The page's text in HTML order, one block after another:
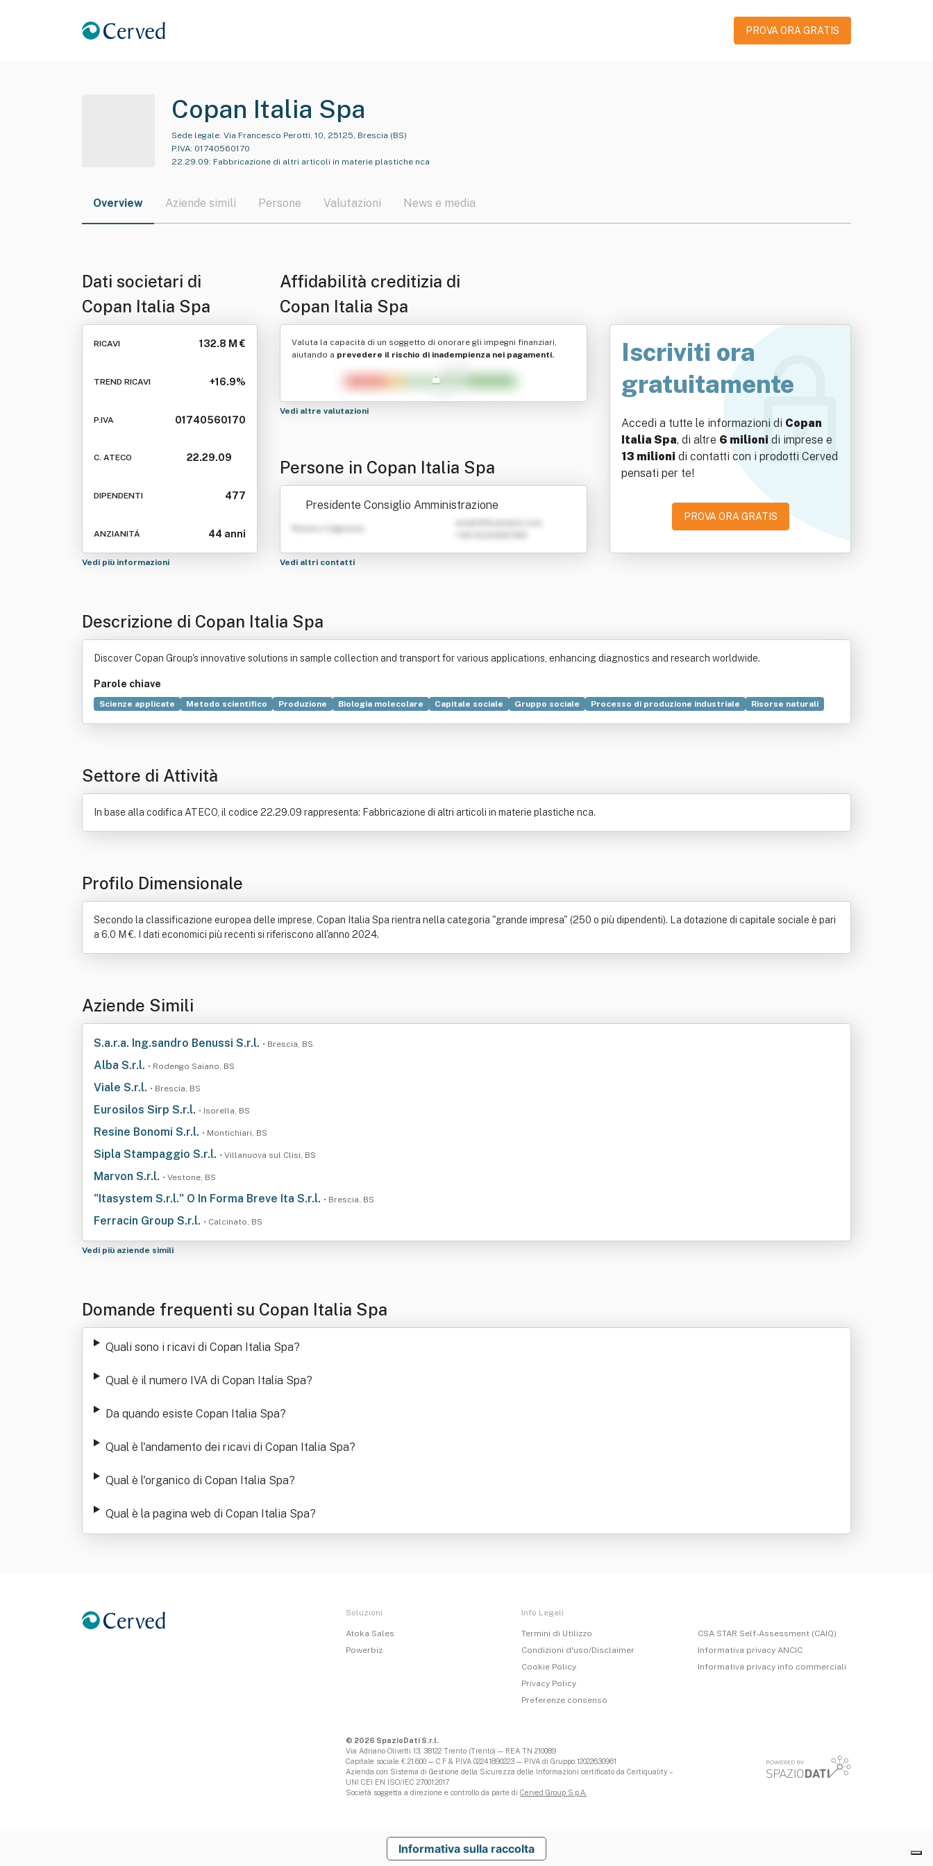
PROVA ORA GRATIS
Copan Italia Spa
Sede legale: Via Francesco Perotti, 10, 25125, Brescia (BS)
P.IVA: 01740560170
22.29.09: Fabbricazione di altri articoli in materie plastiche nca
Overview Aziende simili Persone Valutazioni News e media
Dati societari di
Copan Italia Spa
RICAVI 132.8 M €
TREND RICAVI +16.9%
P.IVA 01740560170
C. ATECO 22.29.09
DIPENDENTI 477
ANZIANITÁ 44 anni
Vedi più informazioni
Affidabilità creditizia di
Copan Italia Spa
Valuta la capacità di un soggetto di onorare gli impegni finanziari,
aiutando a prevedere il rischio di inadempienza nei pagamenti.
Vedi altre valutazioni
Persone in Copan Italia Spa
Presidente Consiglio Amministrazione
Nome e Cognome
Vedi altri contatti
Iscriviti ora
gratuitamente
Accedi a tutte le informazioni di Copan
Italia Spa, di altre 6 milioni di imprese e
13 milioni di contatti con i prodotti Cerved
pensati per te!
PROVA ORA GRATIS
Descrizione di Copan Italia Spa
Discover Copan Group's innovative solutions in sample collection and transport for various applications, enhancing diagnostics and research worldwide.
Parole chiave
Scienze applicate Metodo scientifico Produzione Biologia molecolare Capitale sociale Gruppo sociale Processo di produzione industriale
Risorse naturali
Settore di Attività
In base alla codifica ATECO, il codice 22.29.09 rappresenta: Fabbricazione di altri articoli in materie plastiche nca.
Profilo Dimensionale
Secondo la classificazione europea delle imprese, Copan Italia Spa rientra nella categoria "grande impresa" (250 o più dipendenti). La dotazione di capitale sociale è pari
a 6.0 M €. I dati economici più recenti si riferiscono all'anno 2024.
Aziende Simili
S.a.r.a. Ing.sandro Benussi S.r.l. • Brescia, BS
Alba S.r.l. • Rodengo Saiano, BS
Viale S.r.l. • Brescia, BS
Eurosilos Sirp S.r.l. • Isorella, BS
Resine Bonomi S.r.l. • Montichiari, BS
Sipla Stampaggio S.r.l. • Villanuova sul Clisi, BS
Marvon S.r.l. • Vestone, BS
"Itasystem S.r.l." O In Forma Breve Ita S.r.l. • Brescia, BS
Ferracin Group S.r.l. • Calcinato, BS
Vedi più aziende simili
Domande frequenti su Copan Italia Spa
Quali sono i ricavi di Copan Italia Spa?
Qual è il numero IVA di Copan Italia Spa?
Da quando esiste Copan Italia Spa?
Qual è l'andamento dei ricavi di Copan Italia Spa?
Qual è l'organico di Copan Italia Spa?
Qual è la pagina web di Copan Italia Spa?
Soluzioni
Atoka Sales
Powerbiz
Info Legali
Termini di Utilizzo
Condizioni d'uso/Disclaimer
Cookie Policy
Privacy Policy
Preferenze consenso
CSA STAR Self-Assessment (CAIQ)
Informativa privacy ANCIC
Informativa privacy info commerciali
© 2026 SpazioDati S.r.l.
Via Adriano Olivetti 13, 38122 Trento (Trento) — REA TN 210089
Capitale sociale € 21.600 — C.F & P.IVA 02241890223 — P.IVA di Gruppo 12022630961
Azienda con Sistema di Gestione della Sicurezza delle Informazioni certificato da Certiquality –
UNI CEI EN ISO/IEC 27001:2017
Società soggetta a direzione e controllo da parte di Cerved Group S.p.A.
Informativa sulla raccolta